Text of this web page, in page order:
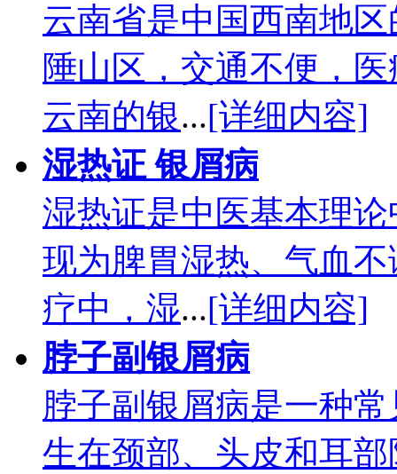
云南省是中国西南地
陲山区，交通不便，
云南的银...[详细内容]
湿热证 银屑病
湿热证是中医基本理
现为脾胃湿热、气血
疗中，湿...[详细内容]
脖子副银屑病
脖子副银屑病是一种
生在颈部、头皮和耳